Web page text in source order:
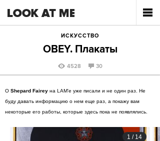
ИСКУССТВО
OBEY. Плакаты
4528 30
О Shepard Fairey на LAM'e уже писали и не один раз. Не
буду давать информацию о нем еще раз, а покажу вам
некоторые его работы, которые здесь пока не появлялись.
1 / 14